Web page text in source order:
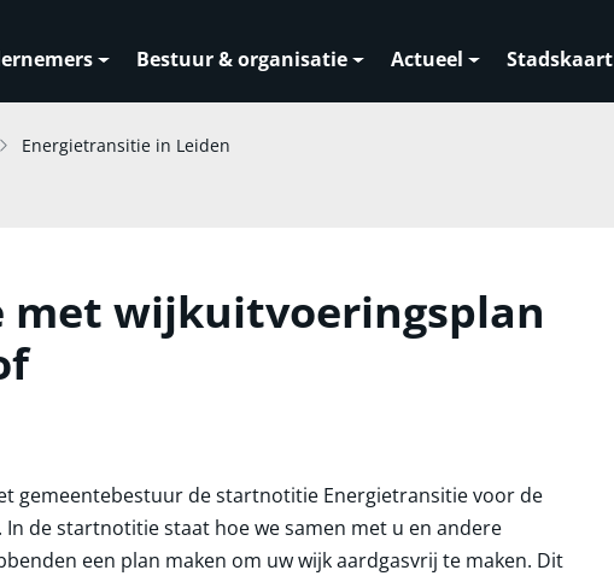
Bestuur & organisatie Actueel Stadskaart
Energietransitie in Leiden
met wijkuitvoeringsplan
gemeentebestuur de startnotitie Energietransitie voor de
In de startnotitie staat hoe we samen met u en andere
een plan maken om uw wijk aardgasvrij te maken. Dit